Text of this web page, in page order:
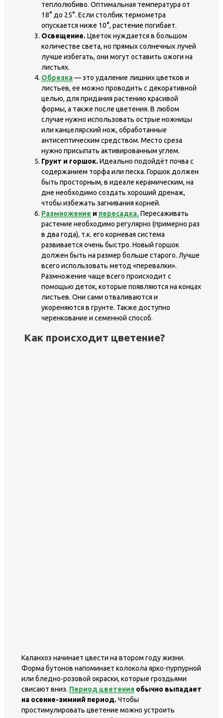
теплолюбиво. Оптимальная температура от
18° до 25°. Если столбик термометра
опускается ниже 10°, растение погибает.
Освещение. Цветок нуждается в большом
количестве света, но прямых солнечных лучей
лучше избегать, они могут оставить ожоги на
листьях.
Обрезка— это удаление лишних цветков и
листьев, ее можно проводить с декоративной
целью, для придания растению красивой
формы, а также после цветения. В любом
случае нужно использовать острые ножницы
или канцелярский нож, обработанные
антисептическим средством. Место среза
нужно присыпать активированным углем.
Грунт и горшок. Идеально подойдёт почва с
содержанием торфа или песка. Горшок должен
быть просторным, в идеале керамическим, на
дне необходимо создать хороший дренаж,
чтобы избежать загнивания корней.
Размножение и пересадка. Пересаживать
растение необходимо регулярно (примерно раз
в два года), т.к. его корневая система
развивается очень быстро. Новый горшок
должен быть на размер больше старого. Лучше
всего использовать метод «перевалки».
Размножение чаще всего происходит с
помощью деток, которые появляются на концах
листьев. Они сами отваливаются и
укореняются в грунте. Также доступно
черенкование и семенной способ.
Как происходит цветение?
Каланхоэ начинает цвести на втором году жизни.
Форма бутонов напоминает колокола ярко-пурпурной
или бледно-розовой окраски, которые гроздьями
свисают вниз. Период цветения обычно выпадает
на осенне-зимний период. Чтобы
простимулировать цветение можно устроить